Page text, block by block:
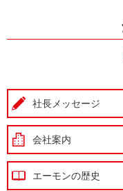
社長メッセージ
会社案内
エーモンの歴史